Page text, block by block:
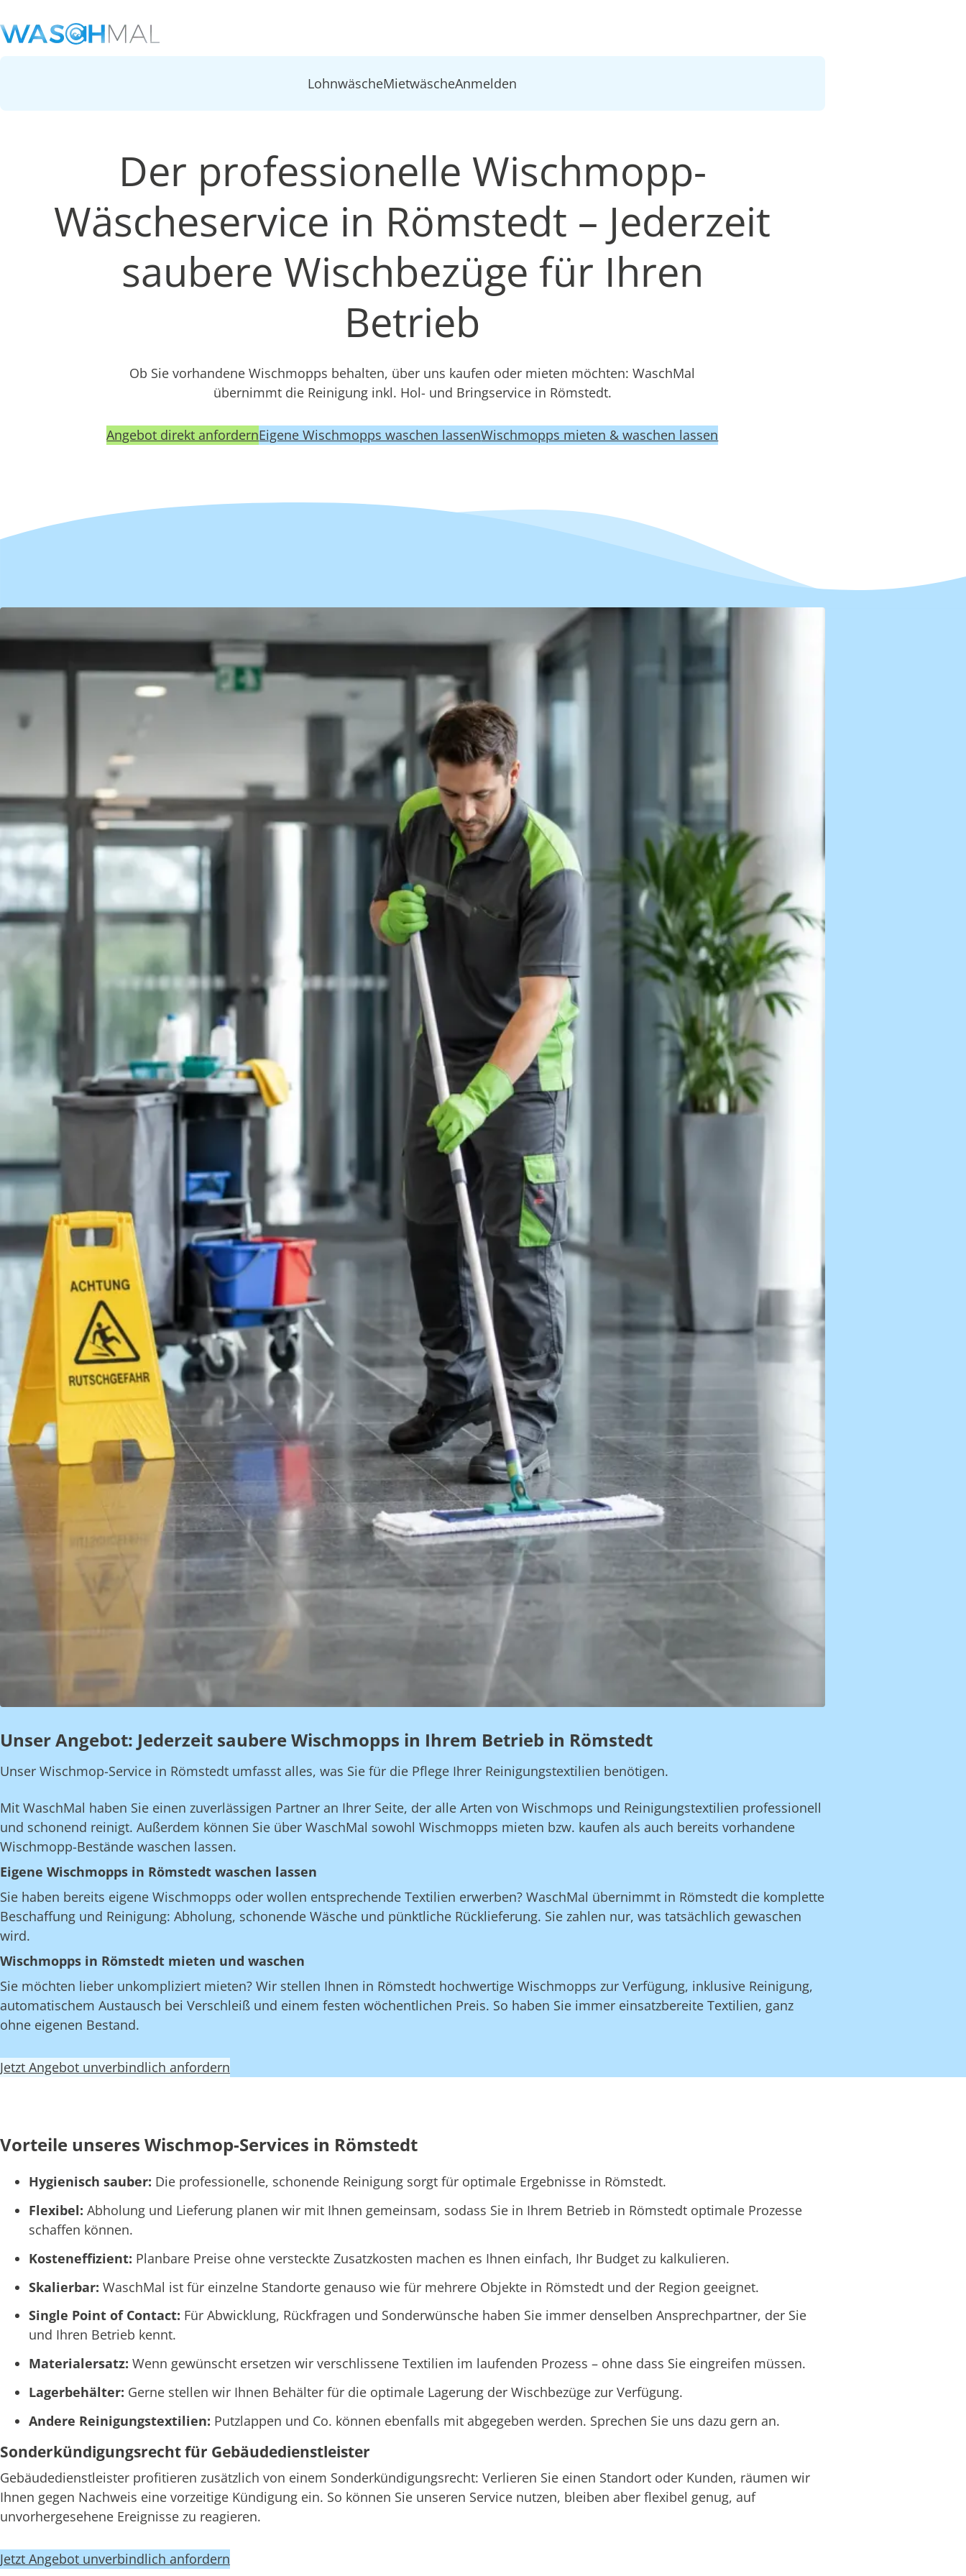
LohnwäscheMietwäscheAnmelden
Der professionelle Wischmopp-
Wäscheservice in Römstedt – Jederzeit
saubere Wischbezüge für Ihren
Betrieb
Ob Sie vorhandene Wischmopps behalten, über uns kaufen oder mieten möchten: WaschMal
übernimmt die Reinigung inkl. Hol- und Bringservice in Römstedt.
Angebot direkt anfordernEigene Wischmopps waschen lassenWischmopps mieten & waschen lassen
Unser Angebot: Jederzeit saubere Wischmopps in Ihrem Betrieb in Römstedt
Unser Wischmop-Service in Römstedt umfasst alles, was Sie für die Pflege Ihrer Reinigungstextilien benötigen.
Mit WaschMal haben Sie einen zuverlässigen Partner an Ihrer Seite, der alle Arten von Wischmops und Reinigungstextilien professionell
und schonend reinigt. Außerdem können Sie über WaschMal sowohl Wischmopps mieten bzw. kaufen als auch bereits vorhandene
Wischmopp-Bestände waschen lassen.
Eigene Wischmopps in Römstedt waschen lassen
Sie haben bereits eigene Wischmopps oder wollen entsprechende Textilien erwerben? WaschMal übernimmt in Römstedt die komplette
Beschaffung und Reinigung: Abholung, schonende Wäsche und pünktliche Rücklieferung. Sie zahlen nur, was tatsächlich gewaschen
wird.
Wischmopps in Römstedt mieten und waschen
Sie möchten lieber unkompliziert mieten? Wir stellen Ihnen in Römstedt hochwertige Wischmopps zur Verfügung, inklusive Reinigung,
automatischem Austausch bei Verschleiß und einem festen wöchentlichen Preis. So haben Sie immer einsatzbereite Textilien, ganz
ohne eigenen Bestand.
Jetzt Angebot unverbindlich anfordern
Vorteile unseres Wischmop-Services in Römstedt
Hygienisch sauber: Die professionelle, schonende Reinigung sorgt für optimale Ergebnisse in Römstedt.
Flexibel: Abholung und Lieferung planen wir mit Ihnen gemeinsam, sodass Sie in Ihrem Betrieb in Römstedt optimale Prozesse
schaffen können.
Kosteneffizient: Planbare Preise ohne versteckte Zusatzkosten machen es Ihnen einfach, Ihr Budget zu kalkulieren.
Skalierbar: WaschMal ist für einzelne Standorte genauso wie für mehrere Objekte in Römstedt und der Region geeignet.
Single Point of Contact: Für Abwicklung, Rückfragen und Sonderwünsche haben Sie immer denselben Ansprechpartner, der Sie
und Ihren Betrieb kennt.
Materialersatz: Wenn gewünscht ersetzen wir verschlissene Textilien im laufenden Prozess – ohne dass Sie eingreifen müssen.
Lagerbehälter: Gerne stellen wir Ihnen Behälter für die optimale Lagerung der Wischbezüge zur Verfügung.
Andere Reinigungstextilien: Putzlappen und Co. können ebenfalls mit abgegeben werden. Sprechen Sie uns dazu gern an.
Sonderkündigungsrecht für Gebäudedienstleister
Gebäudedienstleister profitieren zusätzlich von einem Sonderkündigungsrecht: Verlieren Sie einen Standort oder Kunden, räumen wir
Ihnen gegen Nachweis eine vorzeitige Kündigung ein. So können Sie unseren Service nutzen, bleiben aber flexibel genug, auf
unvorhergesehene Ereignisse zu reagieren.
Jetzt Angebot unverbindlich anfordern